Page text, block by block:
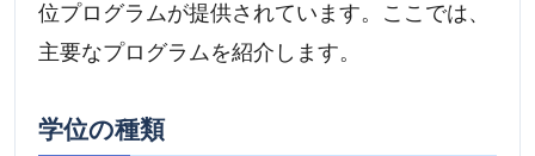
位プログラムが提供されています。ここでは、
主要なプログラムを紹介します。
学位の種類